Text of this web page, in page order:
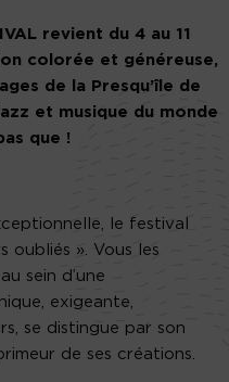
revient du 4 au 11
colorée et généreuse,
de la Presqu’île de
et musique du monde
que !
le festival
oubliés ». Vous les
sein d’une
exigeante,
se distingue par son
de ses créations.